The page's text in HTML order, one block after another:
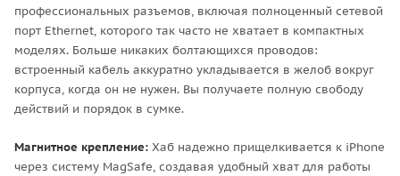
профессиональных разъемов, включая полноценный сетевой
порт Ethernet, которого так часто не хватает в компактных
моделях. Больше никаких болтающихся проводов:
встроенный кабель аккуратно укладывается в желоб вокруг
корпуса, когда он не нужен. Вы получаете полную свободу
действий и порядок в сумке.
Магнитное крепление: Хаб надежно прищелкивается к iPhone
через систему MagSafe, создавая удобный хват для работы